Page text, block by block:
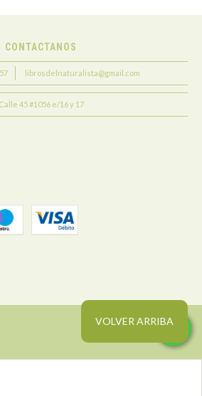
CONTACTANOS
librosdelnaturalista@gmail.com
Calle 45 #1056 e/16 y 17
VOLVER ARRIBA